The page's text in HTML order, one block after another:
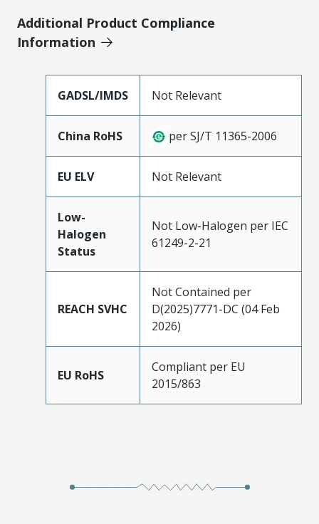
Additional Product Compliance
Information
GADSL/IMDS Not Relevant
China RoHS per SJ/T 11365-2006
EU ELV Not Relevant
Low-
Halogen
Status
Not Low-Halogen per IEC
61249-2-21
REACH SVHC
Not Contained per
D(2025)7771-DC (04 Feb
2026)
EU RoHS
Compliant per EU
2015/863